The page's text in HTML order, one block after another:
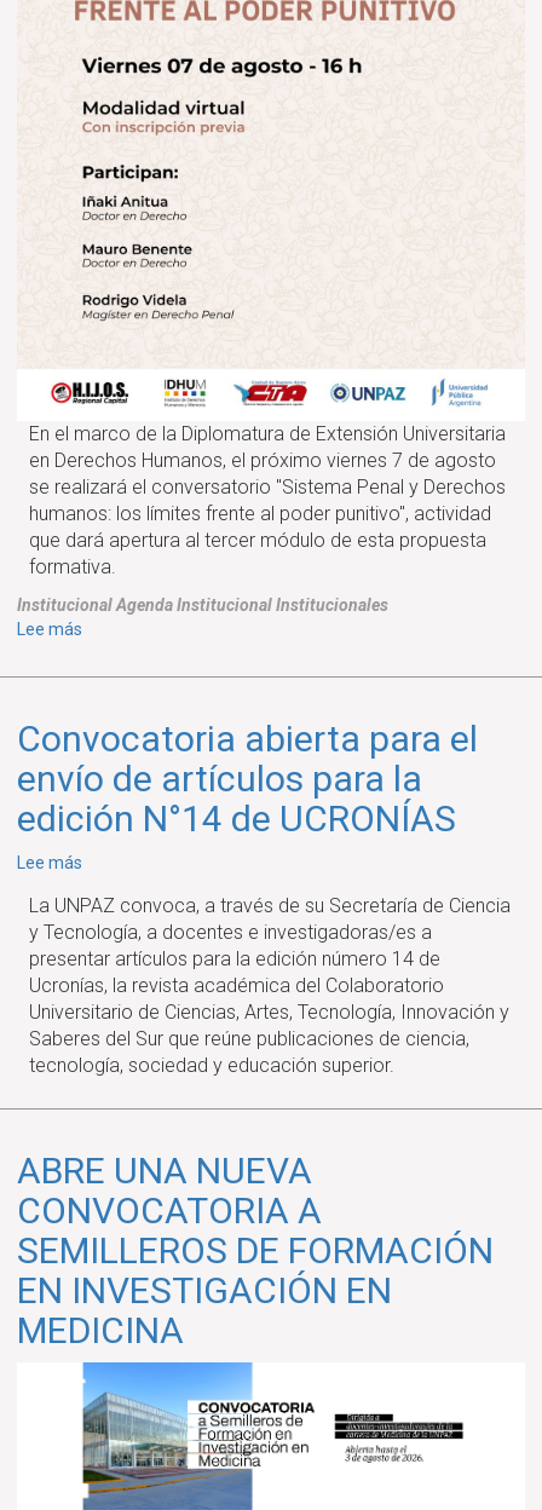
En el marco de la Diplomatura de Extensión Universitaria
en Derechos Humanos, el próximo viernes 7 de agosto
se realizará el conversatorio "Sistema Penal y Derechos
humanos: los límites frente al poder punitivo", actividad
que dará apertura al tercer módulo de esta propuesta
formativa.
InstitucionalAgendaInstitucionalInstitucionales
Lee más
"Sistema
y
Derechos
humanos:
los
al
poder
punitivo"
Convocatoria abierta para el
envío de artículos para la
edición N°14 de UCRONÍAS
Lee más
abierta
para
el
envío
de
artículos
para
la
N°14
de
UCRONÍAS
La UNPAZ convoca, a través de su Secretaría de Ciencia
y Tecnología, a docentes e investigadoras/es a
presentar artículos para la edición número 14 de
Ucronías, la revista académica del Colaboratorio
Universitario de Ciencias, Artes, Tecnología, Innovación y
Saberes del Sur que reúne publicaciones de ciencia,
tecnología, sociedad y educación superior.
ABRE UNA NUEVA
CONVOCATORIA A
SEMILLEROS DE FORMACIÓN
EN INVESTIGACIÓN EN
MEDICINA